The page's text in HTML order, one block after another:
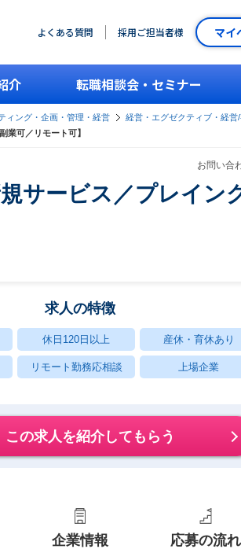
よくある質問 採用ご担当者様 マイ
介 転職相談会・セミナー
ィング・企画・管理・経営 経営・エグゼクティブ・経営
業可／リモート可】
お問い合
サービス／プレイン
求人の特徴
休日120日以上 産休・育休あり
リモート勤務応相談 上場企業
この求人を紹介してもらう
企業情報 応募の流れ